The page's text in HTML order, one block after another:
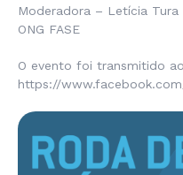
Moderadora – Letícia
ONG FASE
O evento foi transmitido
https://